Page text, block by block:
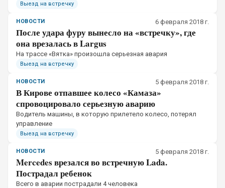
Выезд на встречку
НОВОСТИ 6 февраля 2018 г.
После удара фуру вынесло на «встречку», где
она врезалась в Largus
На трассе «Вятка» произошла серьезная авария
Выезд на встречку
НОВОСТИ 5 февраля 2018 г.
В Кирове отпавшее колесо «Камаза»
спровоцировало серьезную аварию
Водитель машины, в которую прилетело колесо, потерял
управление
Выезд на встречку
НОВОСТИ 5 февраля 2018 г.
Mercedes врезался во встречную Lada.
Пострадал ребенок
Всего в аварии пострадали 4 человека